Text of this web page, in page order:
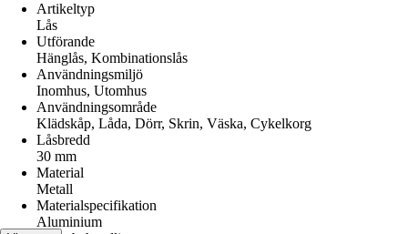
Artikeltyp
Lås
Utförande
Hänglås, Kombinationslås
Användningsmiljö
Inomhus, Utomhus
Användningsområde
Klädskåp, Låda, Dörr, Skrin, Väska, Cykelkorg
Låsbredd
30 mm
Material
Metall
Materialspecifikation
Aluminium